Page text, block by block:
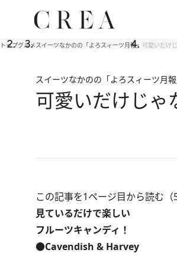
トップグルメスイーツなかのの「よろスィーツ月報」 可愛いだけ
スイーツなかのの「よろスィーツ月報
可愛いだけじゃ
この記事を1ページ目から読む（
見ているだけで楽しい
フルーツキャンディ！
●Cavendish & Harvey